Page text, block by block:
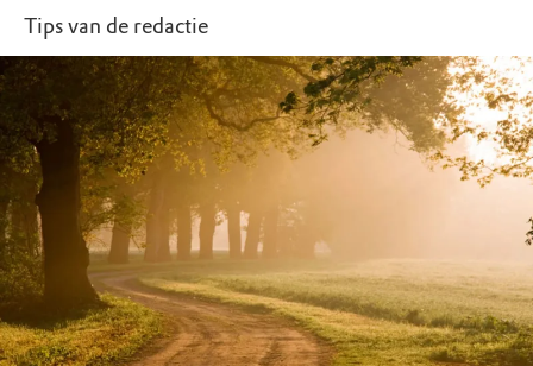
Tips van de redactie